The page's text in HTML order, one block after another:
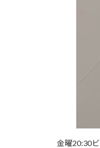
金曜20:30